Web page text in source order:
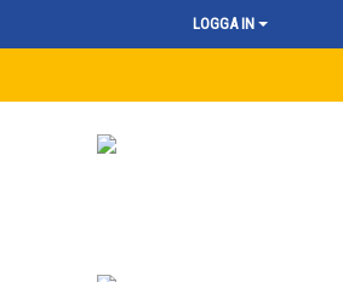
LOGGA IN